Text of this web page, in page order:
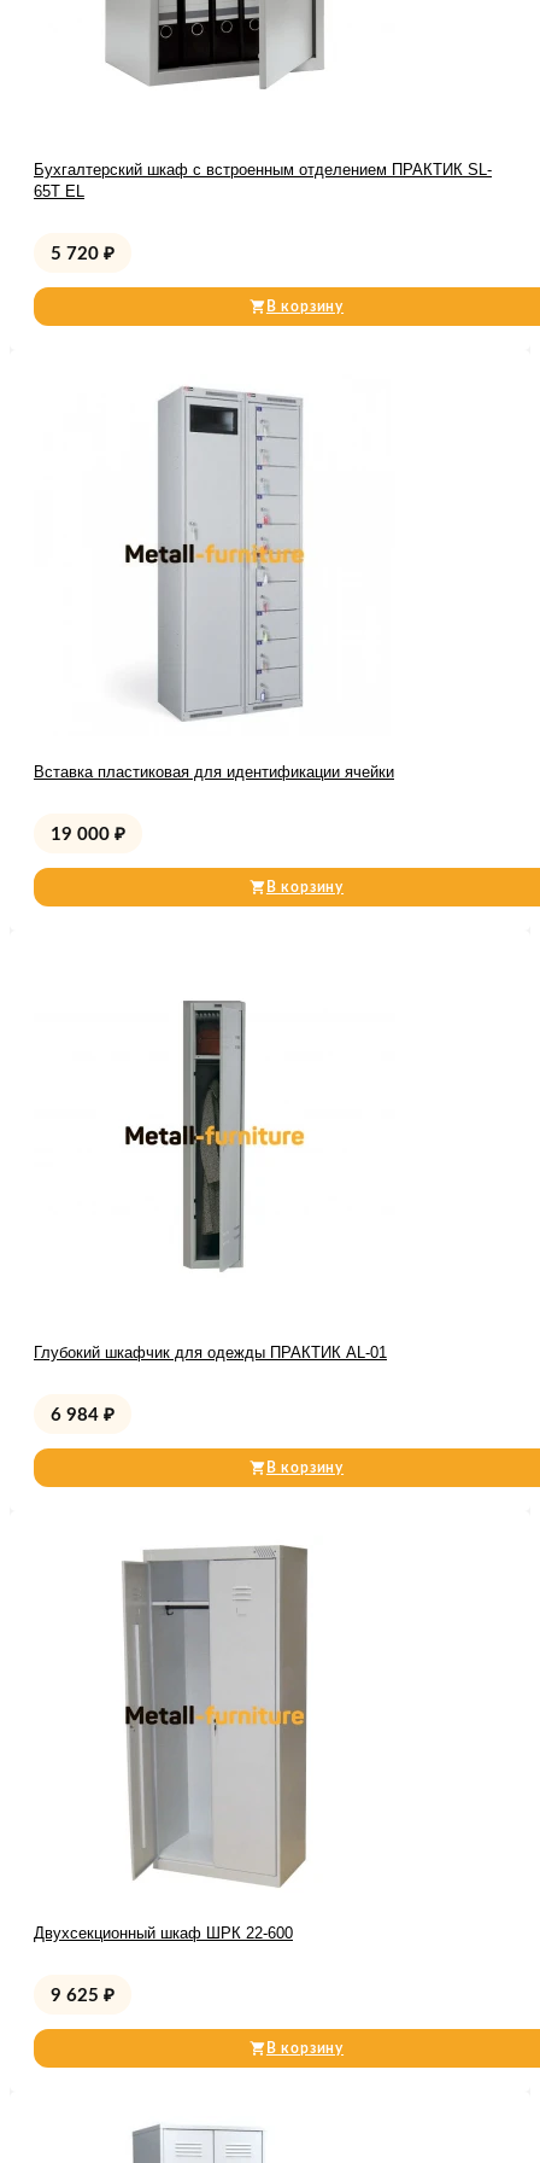
Бухгалтерский шкаф с встроенным отделением ПРАКТИК SL-
65Т EL
5 720 ₽
В корзину
Вставка пластиковая для идентификации ячейки
19 000 ₽
В корзину
Глубокий шкафчик для одежды ПРАКТИК AL-01
6 984 ₽
В корзину
Двухсекционный шкаф ШРК 22-600
9 625 ₽
В корзину